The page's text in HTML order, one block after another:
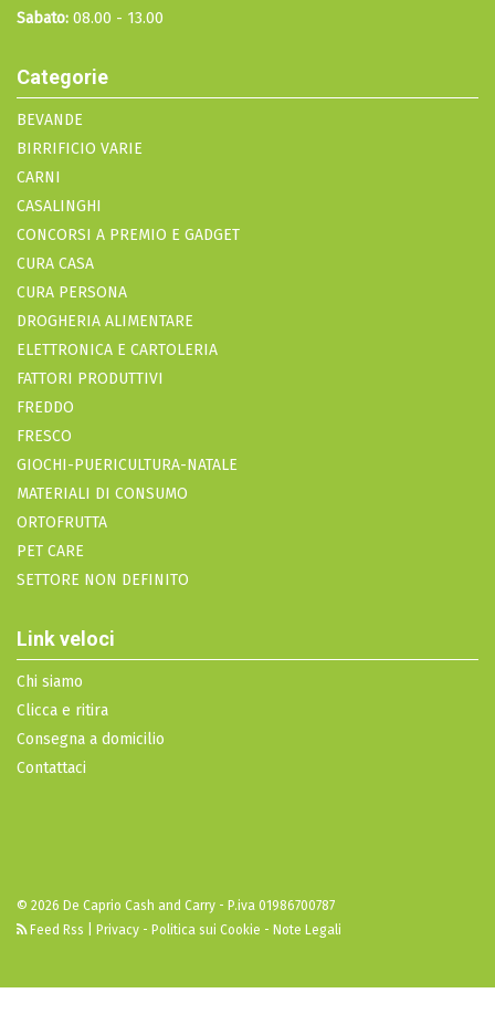
Sabato: 08.00 - 13.00
Categorie
BEVANDE
BIRRIFICIO VARIE
CARNI
CASALINGHI
CONCORSI A PREMIO E GADGET
CURA CASA
CURA PERSONA
DROGHERIA ALIMENTARE
ELETTRONICA E CARTOLERIA
FATTORI PRODUTTIVI
FREDDO
FRESCO
GIOCHI-PUERICULTURA-NATALE
MATERIALI DI CONSUMO
ORTOFRUTTA
PET CARE
SETTORE NON DEFINITO
Link veloci
Chi siamo
Clicca e ritira
Consegna a domicilio
Contattaci
© 2026 De Caprio Cash and Carry - P.iva 01986700787
Feed Rss
Privacy - Politica sui Cookie - Note Legali